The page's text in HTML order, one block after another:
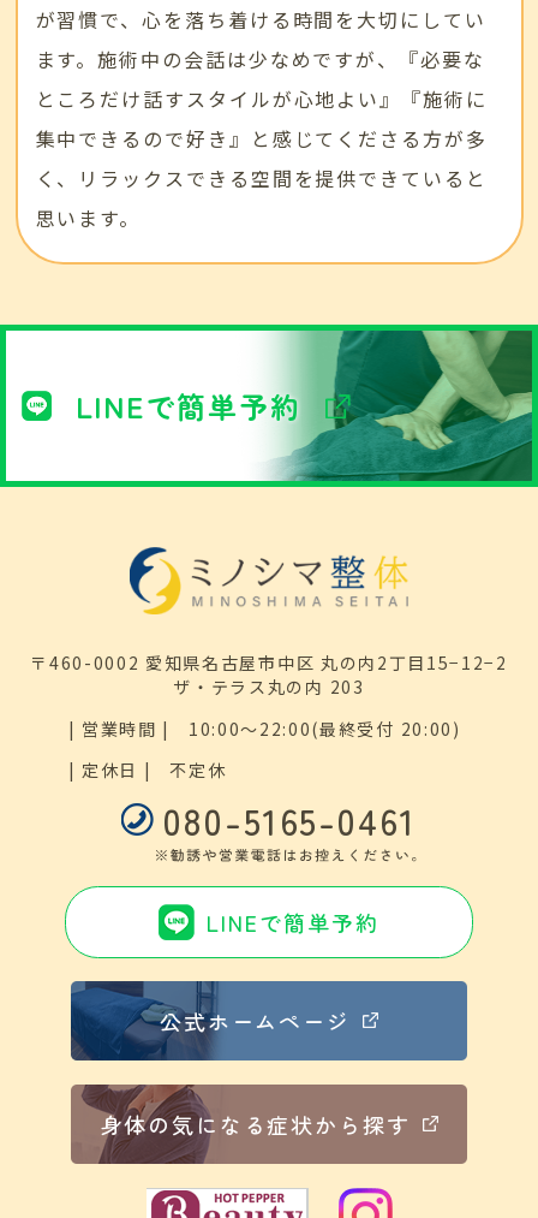
が習慣で、心を落ち着ける時間を大切にしてい
ます。施術中の会話は少なめですが、『必要な
ところだけ話すスタイルが心地よい』『施術に
集中できるので好き』と感じてくださる方が多
く、リラックスできる空間を提供できていると
思います。
LINEで簡単予約
〒460-0002 愛知県名古屋市中区 丸の内2丁目15−12−2
ザ・テラス丸の内 203
| 営業時間 |
10:00～22:00(最終受付 20:00)
| 定休日 |
不定休
080-5165-0461
LINEで簡単予約
公式ホームページ
身体の気になる症状から探す